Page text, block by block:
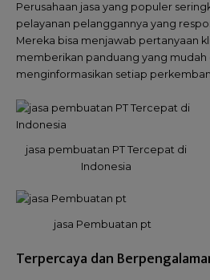
Perusahaan jasa yang populer
pelayanan pelanggannya yang
Mereka bisa menjawab pertanyaan
memberikan panduang yang
menginformasikan setiap
jasa pembuatan PT Tercepat di
Indonesia
jasa Pembuatan pt
Terpercaya dan